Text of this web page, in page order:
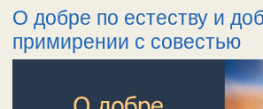
О добре по естеству и
примирении с совестью